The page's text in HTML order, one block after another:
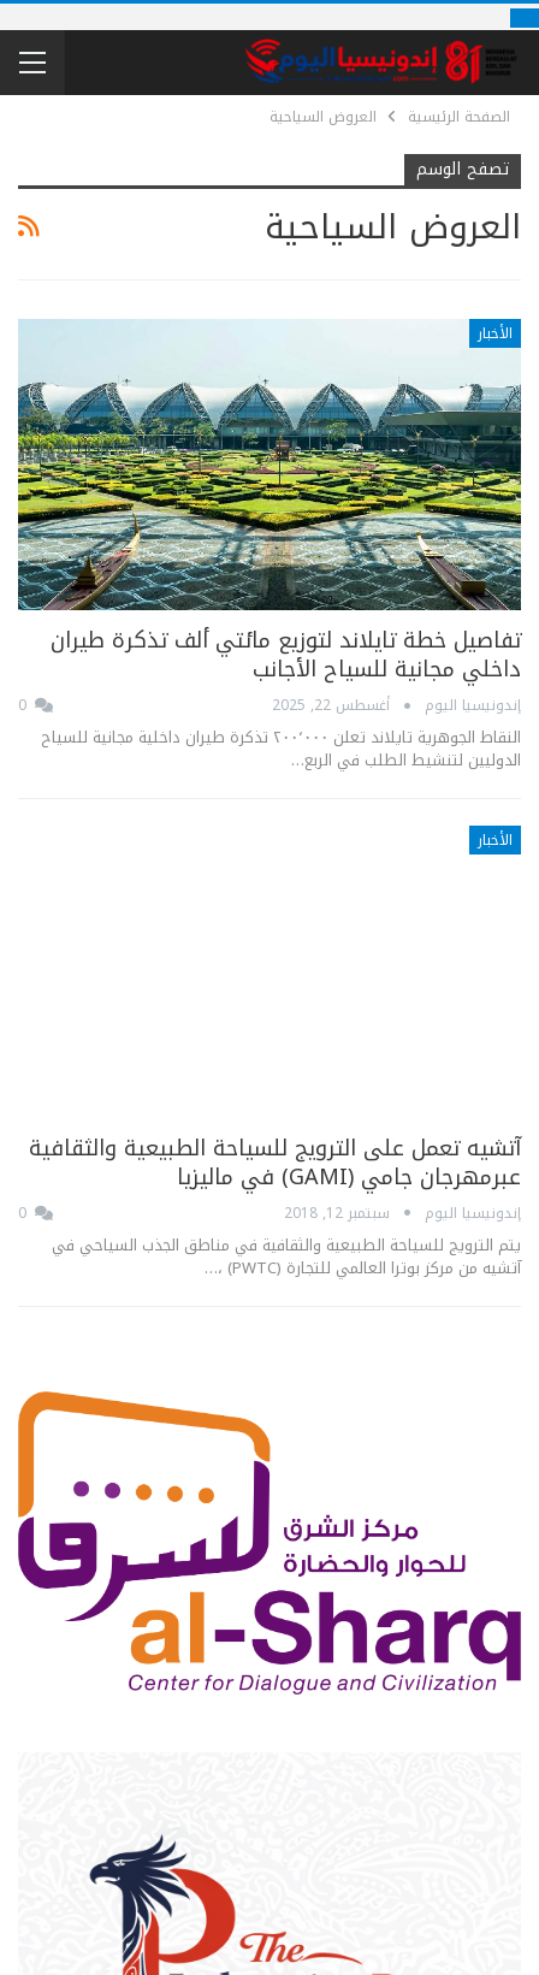
الصفحة الرئيسية العروض السياحية
تصفح الوسم
العروض السياحية
الأخبار
تفاصيل خطة تايلاند لتوزيع مائتي ألف تذكرة طيران
داخلي مجانية للسياح الأجانب
إندونيسيا اليوم أغسطس 22, 2025
النقاط الجوهرية تايلاند تعلن ٢٠٠٬٠٠٠ تذكرة طيران داخلية مجانية للسياح
الدوليين لتنشيط الطلب في الربع…
الأخبار
آتشيه تعمل على الترويج للسياحة الطبيعية والثقافية
عبرمهرجان جامي (GAMI) في ماليزيا
إندونيسيا اليوم سبتمبر 12, 2018
يتم الترويج للسياحة الطبيعية والثقافية في مناطق الجذب السياحي في
آتشيه من مركز بوترا العالمي للتجارة (PWTC) ،…